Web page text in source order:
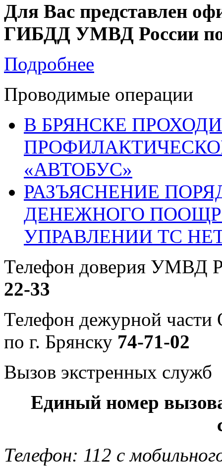
Для Вас представлен
ГИБДД УМВД России по
Подробнее
Проводимые операции
В БРЯНСКЕ
«АВТОБУС»
РАЗЪЯСНЕНИЕ
ДЕНЕЖНОГО
УПРАВЛЕНИИ ТС
Телефон доверия УМВД
22-33
Телефон дежурной
по г. Брянску 74-71-02
Вызов экстренных служб
Единый номер
Телефон: 112 с